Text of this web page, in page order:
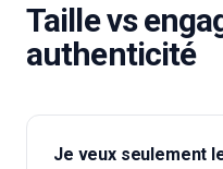
Taille vs
authenticité
Je veux seulement